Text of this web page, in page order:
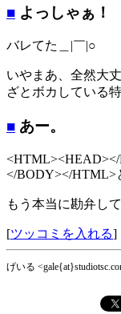
■ よっしゃぁ！
バレてた＿|￣|○
いやまあ、全然大
ざとボカしている
■ あー。
</BODY></HTML>
もう本当に勘弁し
[ツッコミを入れる]
げいる